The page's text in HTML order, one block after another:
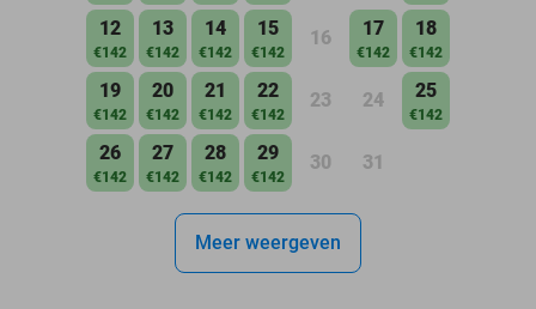
12
€142
13
€142
14
€142
15
€142
16 17
€142
18
€142
19
€142
20
€142
21
€142
22
€142
23 24 25
€142
26
€142
27
€142
28
€142
29
€142
30 31
Meer weergeven